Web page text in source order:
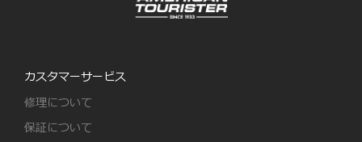
カスタマーサービス
修理について
保証について